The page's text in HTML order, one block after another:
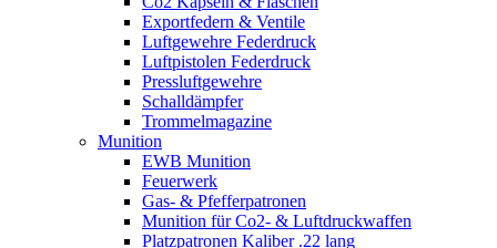
Exportfedern & Ventile
Luftgewehre Federdruck
Luftpistolen Federdruck
Pressluftgewehre
Schalldämpfer
Trommelmagazine
Munition
EWB Munition
Feuerwerk
Gas- & Pfefferpatronen
Munition für Co2- & Luftdruckwaffen
Platzpatronen Kaliber .22 lang